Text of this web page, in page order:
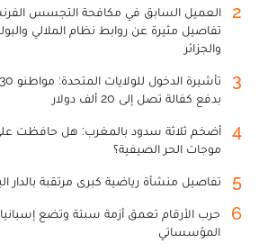
2
العميل السابق في مكافحة التجسس
تفاصيل مثيرة عن روابط نظام الملالي
والجزائر
3
بدفع كفالة تصل إلى 20 ألف دولار
4
أضخم ثلاثة سدود بالمغرب: هل حافظت
موجات الحر الصيفية؟
5 تفاصيل منشأة رياضية كبرى مرتقبة بالدار
6
حرب الأرقام تعمق أزمة سبتة وتضع
المؤسساتي